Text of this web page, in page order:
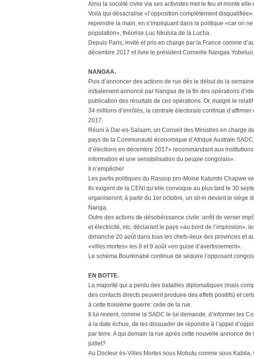
Ainsi la société civile via ses activistes met le feu et monte
Voilà qui désacralise «l’opposition complètement
reprendre la main, en s’impliquant dans la politique «car on
population», théorise Luc Nkulula de la Lucha.
Depuis Paris, invité et pris en charge par la France comme
décembre 2017 et livre le président Corneille Nangaa
NANGAA.
Puis d’annoncer des actions de rue dès le début de la
initialement annoncé par Nangaa de la fin des opérations
publication des résultats de ces opérations. Or, malgré le
34 millions d’enrôlés, la centrale électorale continue
2017.
Réuni à Dar-es-Salaam, un Conseil des Ministres en charge
pays de la Communauté économique d’Afrique Australe
d’élections en décembre 2017» recommandant aux
information et une sensibilisation du peuple congolais».
Il n’empêche!
Les partis politiques du Rassop pro-Moïse Katumbi Chapwe
Ils exigent de la CENI qu’elle convoque au plus tard le 30
organiseront, à partir du 1er octobre, un sit-in devant le siège
Nanga.
Outre des actions de désobéissance civile: arrêt de verser
et électricité, etc, déclarant le pays «au bord de l’implosion»,
dimanche 20 août dans tous les chefs-lieux des provinces et
«villes mortes» les 8 et 9 août «en guise d’avertissement».
Le schéma Bourkinabé continue de séduire l’opposant
EN BOTTE.
La majorité qui a perdu des batailles diplomatiques (mais
des contacts directs peuvent produire des effets positifs) et
à cette troisième guerre: celle de la rue.
Il lui revient, comme la SADC le lui demande, d’informer les
à la date échue, de les dissuader de répondre à l’appel
par terre. A qui demain la rue après cette nouvelle annonce
juillet?
Au Docteur ès-Villes Mortes sous Mobutu comme sous